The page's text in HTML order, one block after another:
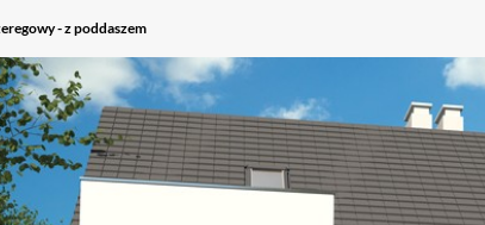
- z poddaszem